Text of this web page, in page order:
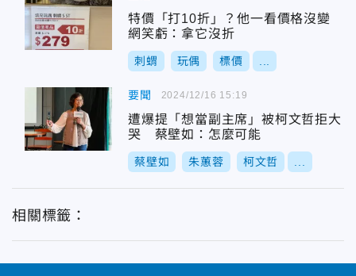
特價「打10折」？他一看價格沒變
網笑虧：拿它沒折
刺蝟 玩偶 標價
要聞
遭爆提「想當副主席」被柯文哲拒大
哭 蔡壁如：怎麼可能
蔡壁如 朱蕙蓉 柯文哲
2024/12/16 15:19
相關標籤：